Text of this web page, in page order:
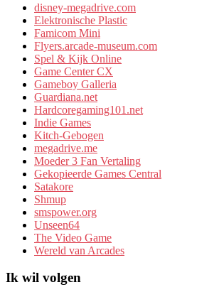
disney-megadrive.com
Elektronische Plastic
Famicom Mini
Flyers.arcade-museum.com
Spel & Kijk Online
Game Center CX
Gameboy Galleria
Guardiana.net
Hardcoregaming101.net
Indie Games
Kitch-Gebogen
megadrive.me
Moeder 3 Fan Vertaling
Gekopieerde Games Central
Satakore
Shmup
smspower.org
Unseen64
The Video Game
Wereld van Arcades
Ik wil volgen